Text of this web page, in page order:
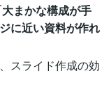
大まかな構成が手
に近い資料が作れ
スライド作成の効